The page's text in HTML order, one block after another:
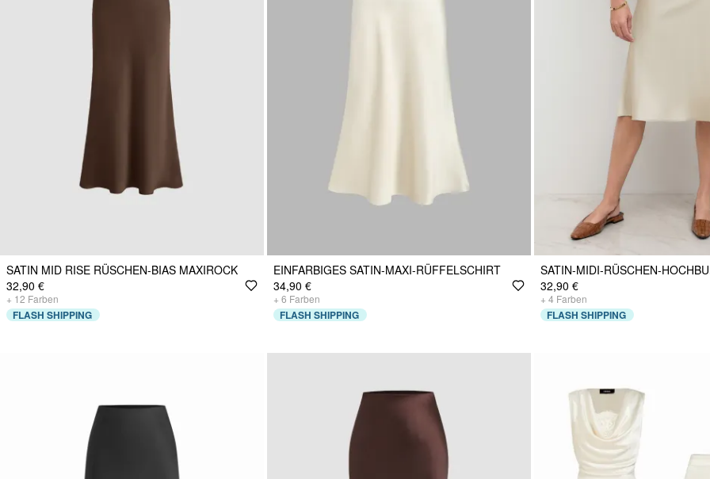
SATIN MID RISE RÜSCHEN-BIAS MAXIROCK
32,90 €
+ 12 Farben
FLASH SHIPPING
EINFARBIGES SATIN-MAXI-RÜFFELSCHIRT
34,90 €
+ 6 Farben
FLASH SHIPPING
SATIN-MIDI-RÜSCHEN-
32,90 €
+ 4 Farben
FLASH SHIPPING